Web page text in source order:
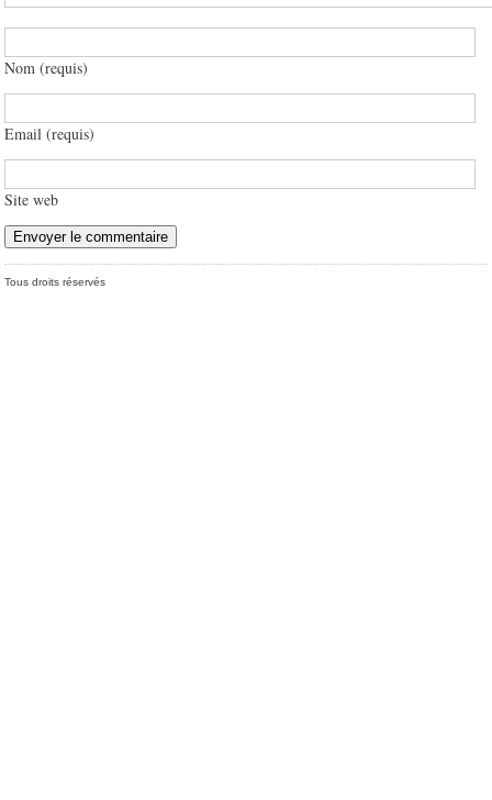
Nom (requis)
Email (requis)
Site web
Tous droits réservés